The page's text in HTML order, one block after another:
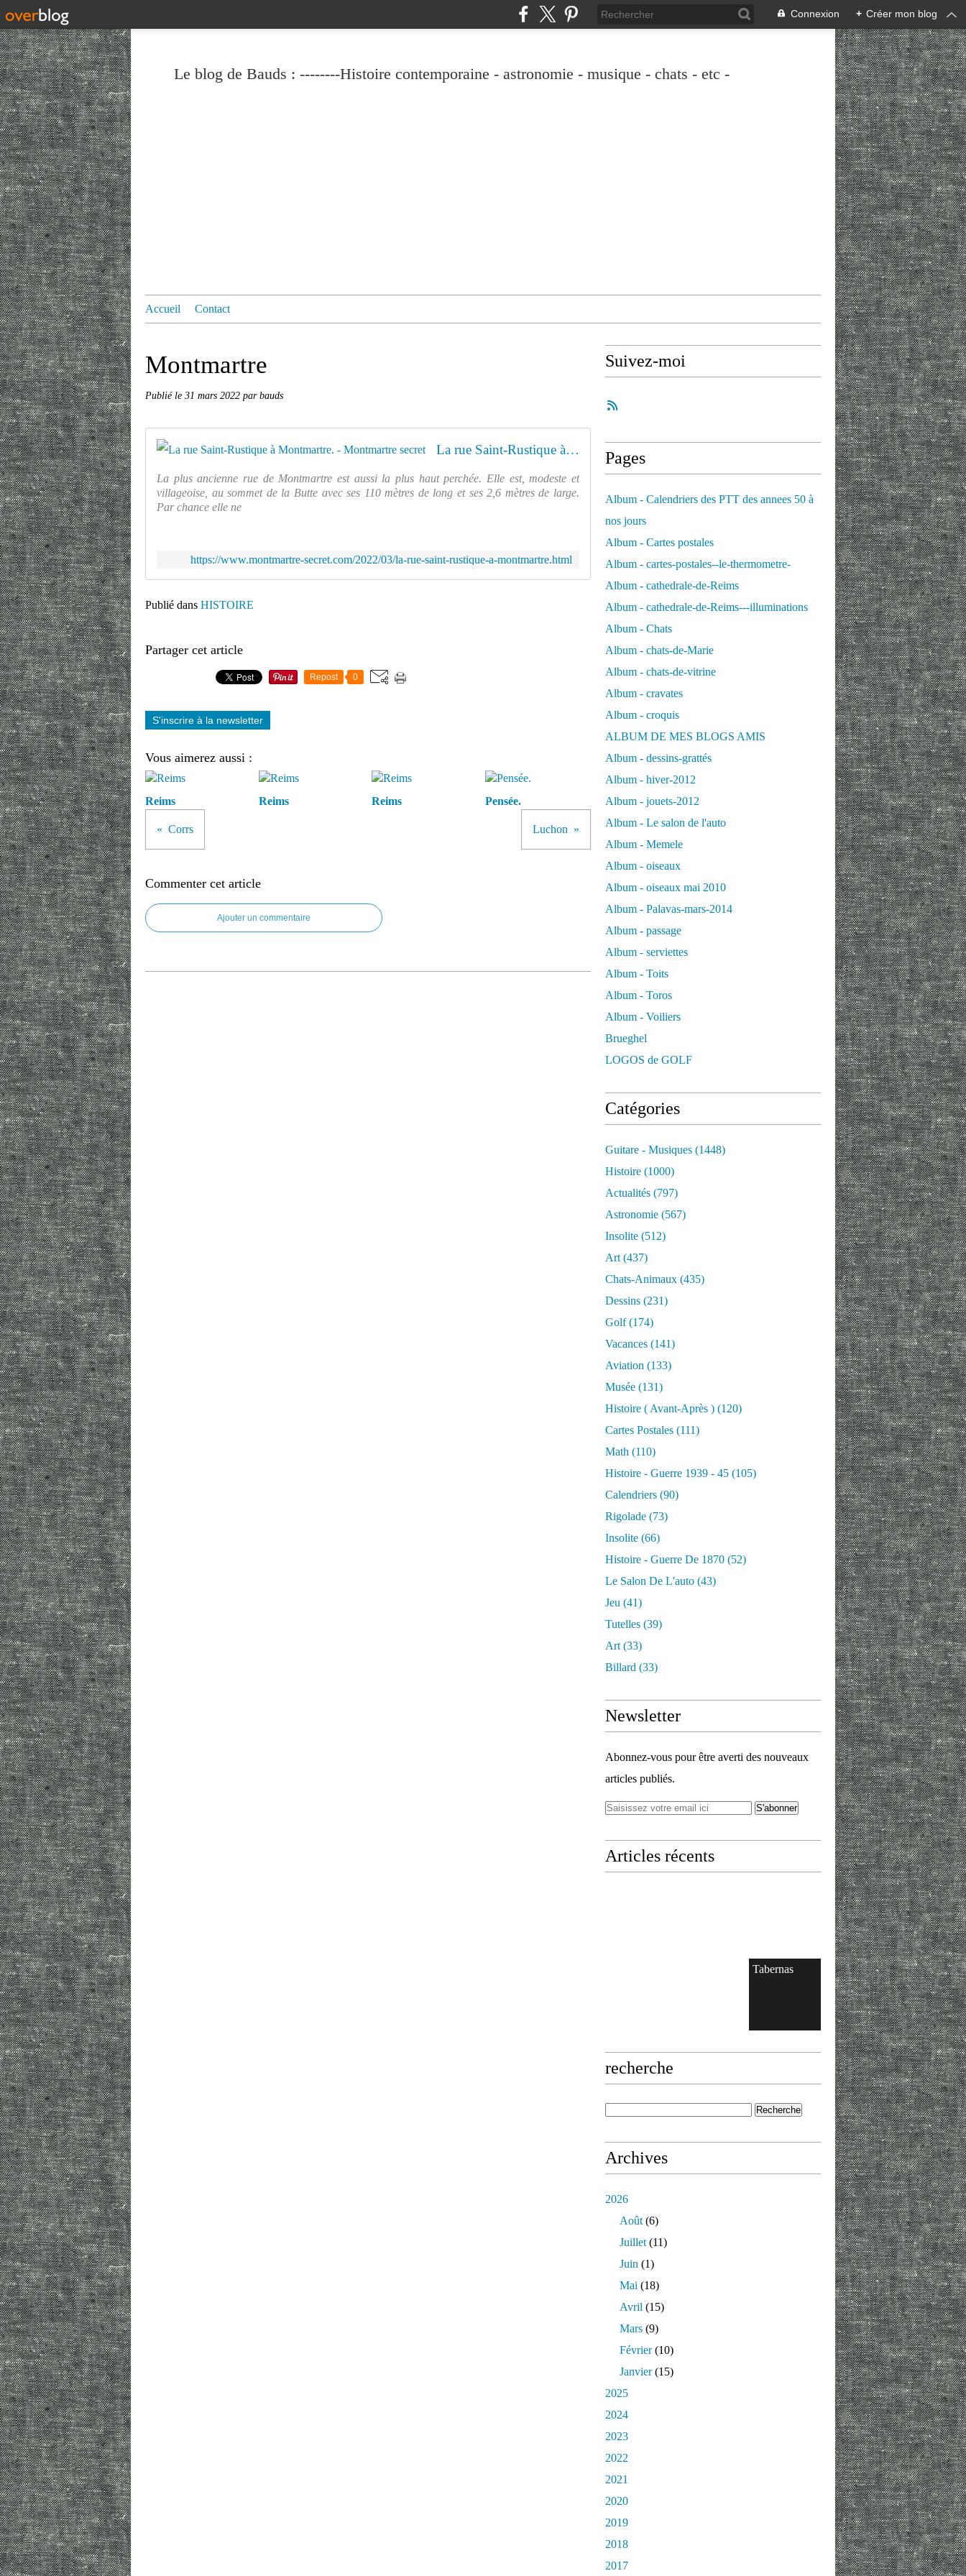
Connexion + Créer mon blog
Le blog de Bauds : --------Histoire contemporaine - astronomie - musique - chats - etc -
Accueil Contact
Montmartre
Publié le 31 mars 2022 par bauds
La rue Saint-Rustique à Montmartre. - Montmartre secret
La plus ancienne rue de Montmartre est aussi la plus haut perchée. Elle est, modeste et
villageoise, au sommet de la Butte avec ses 110 mètres de long et ses 2,6 mètres de large.
Par chance elle ne
https://www.montmartre-secret.com/2022/03/la-rue-saint-rustique-a-montmartre.html
Publié dans HISTOIRE
Partager cet article
Repost 0
S'inscrire à la newsletter
Vous aimerez aussi :
Reims Reims Reims Pensée.
Corrs Luchon
Commenter cet article
Ajouter un commentaire
Suivez-moi
Pages
Album - Calendriers des PTT des annees 50 à
nos jours
Album - Cartes postales
Album - cartes-postales--le-thermometre-
Album - cathedrale-de-Reims
Album - cathedrale-de-Reims---illuminations
Album - Chats
Album - chats-de-Marie
Album - chats-de-vitrine
Album - cravates
Album - croquis
ALBUM DE MES BLOGS AMIS
Album - dessins-grattés
Album - hiver-2012
Album - jouets-2012
Album - Le salon de l'auto
Album - Memele
Album - oiseaux
Album - oiseaux mai 2010
Album - Palavas-mars-2014
Album - passage
Album - serviettes
Album - Toits
Album - Toros
Album - Voiliers
Brueghel
LOGOS de GOLF
Catégories
Guitare - Musiques (1448)
Histoire (1000)
Actualités (797)
Astronomie (567)
Insolite (512)
Art (437)
Chats-Animaux (435)
Dessins (231)
Golf(174)
Vacances (141)
Aviation (133)
Musée (131)
Histoire ( Avant-Après ) (120)
Cartes Postales (111)
Math (110)
Histoire - Guerre 1939 - 45 (105)
Calendriers (90)
Rigolade (73)
Insolite (66)
Histoire - Guerre De 1870 (52)
Le Salon De L'auto (43)
Jeu (41)
Tutelles (39)
Art (33)
Billard (33)
Newsletter
Abonnez-vous pour être averti des nouveaux
articles publiés.
Articles récents
Tabernas
recherche
Archives
2026
Août (6)
Juillet (11)
Juin (1)
Mai (18)
Avril (15)
Mars (9)
Février(10)
Janvier(15)
2025
2024
2023
2022
2021
2020
2019
2018
2017